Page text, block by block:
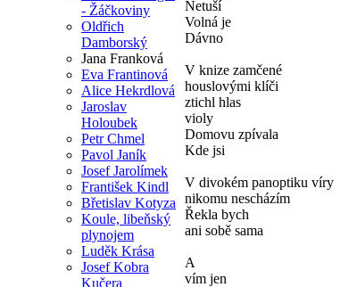
- Žáčkoviny
Oldřich
Damborský
Jana Franková
Eva Frantinová
Alice Hekrdlová
Jaroslav
Holoubek
Petr Chmel
Pavol Janík
Josef Jarolímek
František Kindl
Břetislav Kotyza
Koule, libeňský
plynojem
Luděk Krása
Josef Kobra
Kučera
Netuší
Volná je
Dávno
V knize zamčené
houslovými klíči
ztichl hlas
violy
Domovu zpívala
Kde jsi
V divokém panoptiku víry
nikomu nescházím
Řekla bych
ani sobě sama
A
vím jen